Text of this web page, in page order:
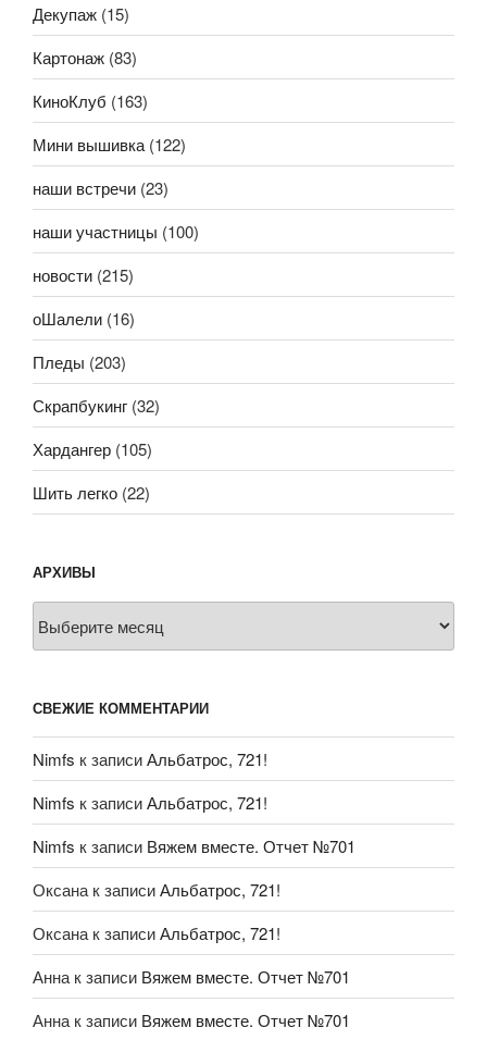
Декупаж (15)
Картонаж (83)
КиноКлуб (163)
Мини вышивка (122)
наши встречи (23)
наши участницы (100)
новости (215)
оШалели (16)
Пледы (203)
Скрапбукинг (32)
Хардангер (105)
Шить легко (22)
АРХИВЫ
СВЕЖИЕ КОММЕНТАРИИ
Nimfs к записиАльбатрос, 721!
Nimfs к записиАльбатрос, 721!
Nimfs к записи Вяжем вместе. Отчет №701
Оксана к записиАльбатрос, 721!
Оксана к записиАльбатрос, 721!
Анна к записи Вяжем вместе. Отчет №701
Анна к записи Вяжем вместе. Отчет №701